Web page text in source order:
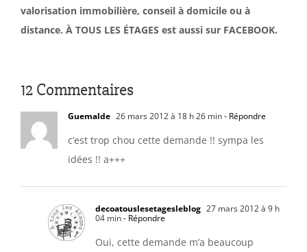
valorisation immobilière, conseil à domicile ou à
distance. À TOUS LES ÉTAGES est aussi sur FACEBOOK.
12 Commentaires
Guemalde 26 mars 2012 à 18 h 26 min- Répondre
c’est trop chou cette demande !! sympa les
idées !! a+++
decoatouslesetagesleblog 27 mars 2012 à 9 h
04 min- Répondre
Oui, cette demande m’a beaucoup